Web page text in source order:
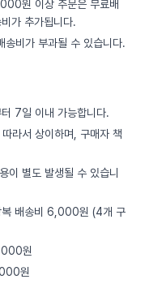
원 이상 주문은 무료배
가 추가됩니다.
비가 부과될 수 있습니다.
7일 이내 가능합니다.
라서 상이하며, 구매자 책
이 별도 발생될 수 있습니
복 배송비 6,000원 (4개 구
원
원